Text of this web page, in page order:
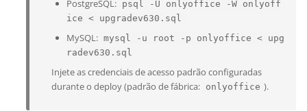
PostgreSQL: psql -U onlyoffice -W onlyoff
ice < upgradev630.sql
MySQL: mysql -u root -p onlyoffice < upg
radev630.sql
Injete as credenciais de acesso padrão configuradas
durante o deploy (padrão de fábrica: onlyoffice ).